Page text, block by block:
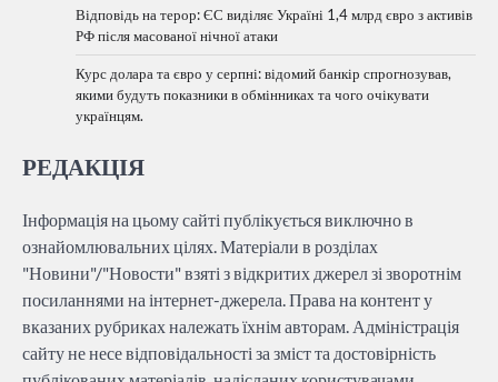
Відповідь на терор: ЄС виділяє Україні 1,4 млрд євро з активів
РФ після масованої нічної атаки
Курс долара та євро у серпні: відомий банкір спрогнозував,
якими будуть показники в обмінниках та чого очікувати
українцям.
РЕДАКЦІЯ
Інформація на цьому сайті публікується виключно в
ознайомлювальних цілях. Матеріали в розділах
"Новини"/"Новости" взяті з відкритих джерел зі зворотнім
посиланнями на інтернет-джерела. Права на контент у
вказаних рубриках належать їхнім авторам. Адміністрація
сайту не несе відповідальності за зміст та достовірність